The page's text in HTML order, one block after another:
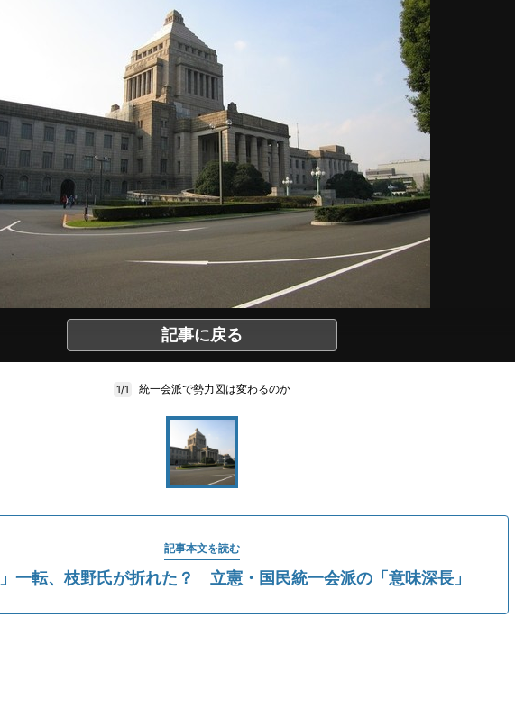
記事に戻る
1/1 統一会派で勢力図は変わるのか
記事本文を読む
一転、枝野氏が折れた？ 立憲・国民統一会派の「意味深長」